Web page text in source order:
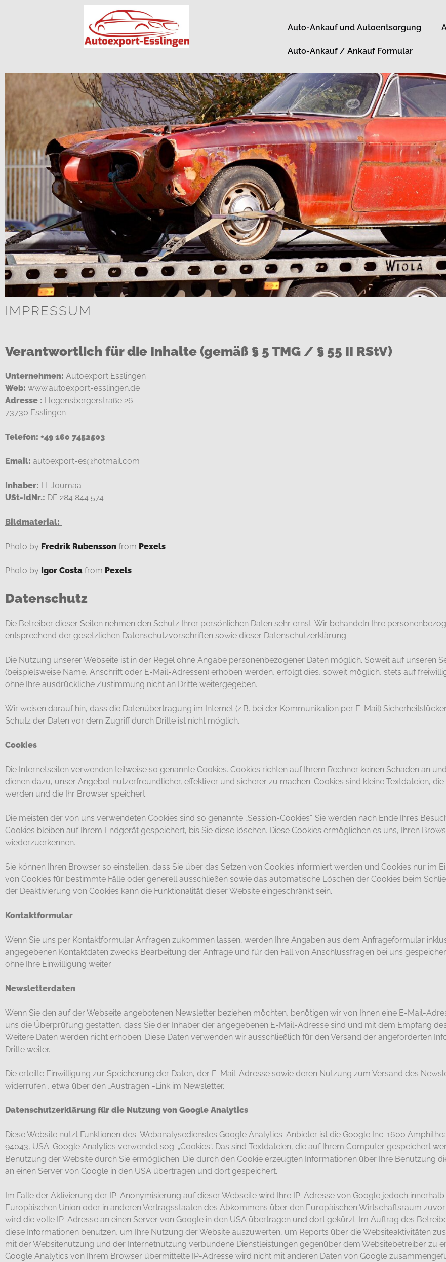
Auto-Ankauf und Autoentsorgung
Auto-Ankauf / Ankauf Formular
IMPRESSUM
Verantwortlich für die Inhalte (gemäß § 5 TMG / § 55 II RStV)
Unternehmen: Autoexport Esslingen
Web: www.autoexport-esslingen.de
Adresse : Hegensbergerstraße 26
73730 Esslingen
Telefon: +49 160 7452503
Email: autoexport-es@hotmail.com
Inhaber: H. Joumaa
USt-IdNr.: DE 284 844 574
Bildmaterial:
Photo by Fredrik Rubensson from Pexels
Photo by Igor Costa from Pexels
Datenschutz
Die Betreiber dieser Seiten nehmen den Schutz Ihrer persönlichen Daten sehr ernst. Wir behandeln Ihre
entsprechend der gesetzlichen Datenschutzvorschriften sowie dieser Datenschutzerklärung.
Die Nutzung unserer Webseite ist in der Regel ohne Angabe personenbezogener Daten möglich. Soweit auf unseren
(beispielsweise Name, Anschrift oder E-Mail-Adressen) erhoben werden, erfolgt dies, soweit möglich, stets auf
ohne Ihre ausdrückliche Zustimmung nicht an Dritte weitergegeben.
Wir weisen darauf hin, dass die Datenübertragung im Internet (z.B. bei der Kommunikation per E-Mail)
Schutz der Daten vor dem Zugriff durch Dritte ist nicht möglich.
Cookies
Die Internetseiten verwenden teilweise so genannte Cookies. Cookies richten auf Ihrem Rechner keinen Schaden an
dienen dazu, unser Angebot nutzerfreundlicher, effektiver und sicherer zu machen. Cookies sind kleine Textdateien,
werden und die Ihr Browser speichert.
Die meisten der von uns verwendeten Cookies sind so genannte „Session-Cookies“. Sie werden nach Ende Ihres
Cookies bleiben auf Ihrem Endgerät gespeichert, bis Sie diese löschen. Diese Cookies ermöglichen es uns, Ihren
wiederzuerkennen.
Sie können Ihren Browser so einstellen, dass Sie über das Setzen von Cookies informiert werden und Cookies nur im
von Cookies für bestimmte Fälle oder generell ausschließen sowie das automatische Löschen der Cookies beim
der Deaktivierung von Cookies kann die Funktionalität dieser Website eingeschränkt sein.
Kontaktformular
Wenn Sie uns per Kontaktformular Anfragen zukommen lassen, werden Ihre Angaben aus dem Anfrageformular
angegebenen Kontaktdaten zwecks Bearbeitung der Anfrage und für den Fall von Anschlussfragen bei uns
ohne Ihre Einwilligung weiter.
Newsletterdaten
Wenn Sie den auf der Webseite angebotenen Newsletter beziehen möchten, benötigen wir von Ihnen eine E-Mail-
uns die Überprüfung gestatten, dass Sie der Inhaber der angegebenen E-Mail-Adresse sind und mit dem Empfang
Weitere Daten werden nicht erhoben. Diese Daten verwenden wir ausschließlich für den Versand der angeforderten
Dritte weiter.
Die erteilte Einwilligung zur Speicherung der Daten, der E-Mail-Adresse sowie deren Nutzung zum Versand des
widerrufen , etwa über den „Austragen“-Link im Newsletter.
Datenschutzerklärung für die Nutzung von Google Analytics
Diese Website nutzt Funktionen des Webanalysedienstes Google Analytics. Anbieter ist die Google Inc. 1600
94043, USA. Google Analytics verwendet sog. „Cookies“. Das sind Textdateien, die auf Ihrem Computer gespeichert
Benutzung der Website durch Sie ermöglichen. Die durch den Cookie erzeugten Informationen über Ihre Benutzung
an einen Server von Google in den USA übertragen und dort gespeichert.
Im Falle der Aktivierung der IP-Anonymisierung auf dieser Webseite wird Ihre IP-Adresse von Google jedoch
Europäischen Union oder in anderen Vertragsstaaten des Abkommens über den Europäischen Wirtschaftsraum
wird die volle IP-Adresse an einen Server von Google in den USA übertragen und dort gekürzt. Im Auftrag des
diese Informationen benutzen, um Ihre Nutzung der Website auszuwerten, um Reports über die Websiteaktivitäten
mit der Websitenutzung und der Internetnutzung verbundene Dienstleistungen gegenüber dem Websitebetreiber zu
Google Analytics von Ihrem Browser übermittelte IP-Adresse wird nicht mit anderen Daten von Google